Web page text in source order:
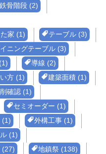
鉄骨階段 (2)
家 (1)
テーブル (3)
ニングテーブル (3)
導線 (2)
方 (1)
建築面積 (1)
確認 (1)
セミオーダー (1)
(1)
外構工事 (1)
(1)
(27)
地鎮祭 (138)